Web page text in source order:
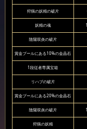
狩猟の妖精の破片
妖精の魂
陰陽双炎の破片
賞金プールにある10%の金晶石
1段従者専属宝箱
リハブの破片
賞金プールにある20%の金晶石
陰陽双炎の破片
狩猟の妖精